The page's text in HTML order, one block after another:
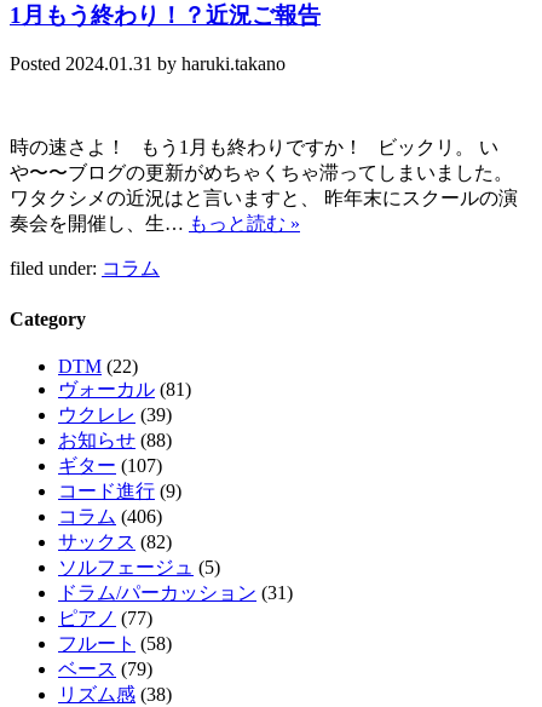
1月もう終わり！？近況ご報告
Posted 2024.01.31 by haruki.takano
時の速さよ！ もう1月も終わりですか！ ビックリ。 い
や〜〜ブログの更新がめちゃくちゃ滞ってしまいました。
ワタクシメの近況はと言いますと、 昨年末にスクールの演
奏会を開催し、生… もっと読む »
filed under: コラム
Category
DTM (22)
ヴォーカル (81)
ウクレレ (39)
お知らせ (88)
ギター (107)
コード進行 (9)
コラム (406)
サックス (82)
ソルフェージュ (5)
ドラム/パーカッション (31)
ピアノ (77)
フルート (58)
ベース (79)
リズム感 (38)